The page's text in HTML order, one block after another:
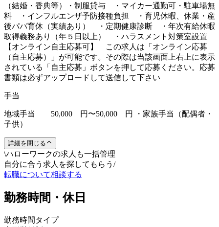
（結婚・香典等）・制服貸与 ・マイカー通勤可・駐車場無
料 ・インフルエンザ予防接種負担 ・育児休暇、休業・産
後パパ育休（実績あり） ・定期健康診断 ・年次有給休暇
取得義務あり（年５日以上） ・ハラスメント対策室設置
【オンライン自主応募可】 この求人は「オンライン応募
（自主応募）」が可能です。その際は当該画面上右上に表示
されている「自主応募」ボタンを押して応募ください。応募
書類は必ずアップロードして送信して下さい
手当
地域手当 50,000 円〜50,000 円 ・家族手当（配偶者・
子供）
詳細を閉じる
\ハローワークの求人も一括管理
自分に合う求人を探してもらう /
転職について相談する
勤務時間・休日
勤務時間タイプ